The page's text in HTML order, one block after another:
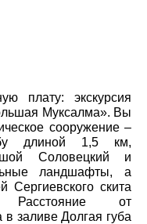
плату: экскурсия
Муксалма». Вы
сооружение –
длиной 1,5 км,
Соловецкий и
ландшафты, а
Сергиевского скита
Расстояние от
в заливе Долгая губа